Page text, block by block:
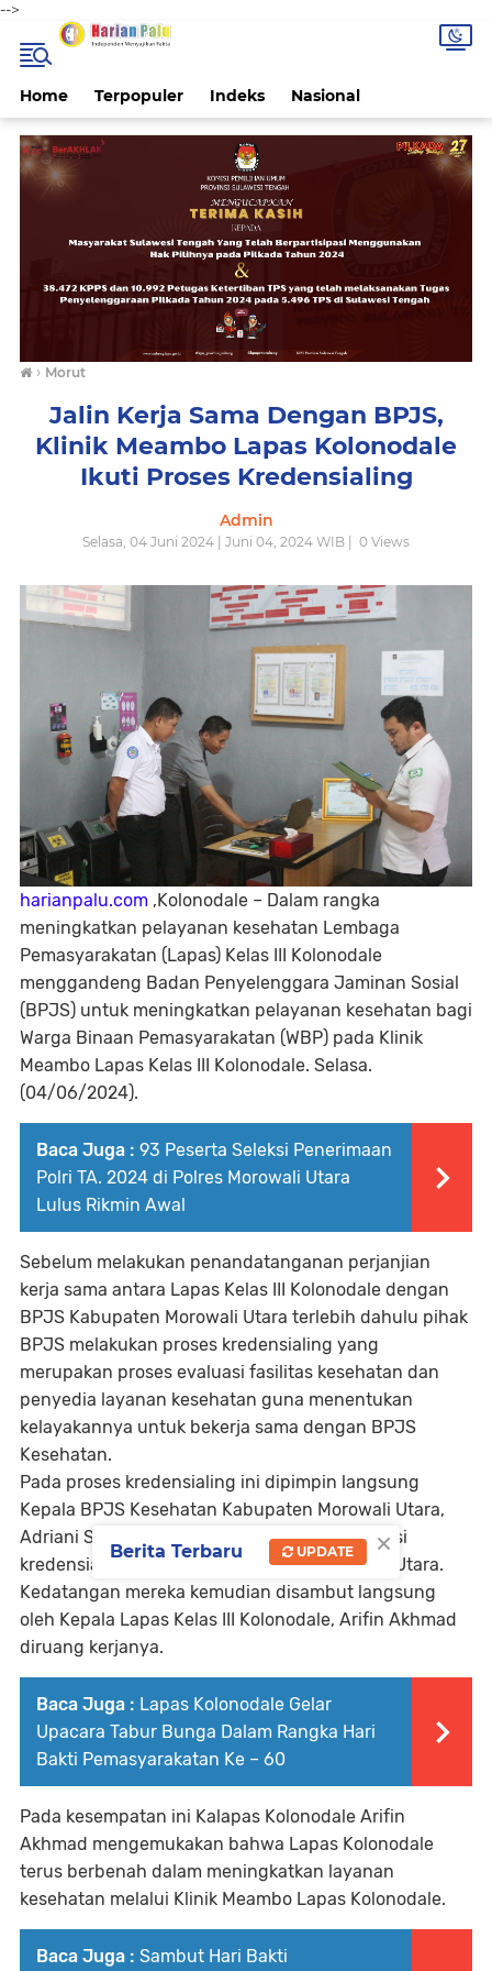
-->
Home Terpopuler Indeks Nasional
› Morut
Jalin Kerja Sama Dengan BPJS,
Klinik Meambo Lapas Kolonodale
Ikuti Proses Kredensialing
Admin
Selasa, 04 Juni 2024 | Juni 04, 2024 WIB | 0 Views
harianpalu.com ,Kolonodale – Dalam rangka
meningkatkan pelayanan kesehatan Lembaga
Pemasyarakatan (Lapas) Kelas III Kolonodale
menggandeng Badan Penyelenggara Jaminan Sosial
(BPJS) untuk meningkatkan pelayanan kesehatan bagi
Warga Binaan Pemasyarakatan (WBP) pada Klinik
Meambo Lapas Kelas III Kolonodale. Selasa.
(04/06/2024).
Baca Juga : 93 Peserta Seleksi Penerimaan
Polri TA. 2024 di Polres Morowali Utara
Lulus Rikmin Awal
Sebelum melakukan penandatanganan perjanjian
kerja sama antara Lapas Kelas III Kolonodale dengan
BPJS Kabupaten Morowali Utara terlebih dahulu pihak
BPJS melakukan proses kredensialing yang
merupakan proses evaluasi fasilitas kesehatan dan
penyedia layanan kesehatan guna menentukan
kelayakannya untuk bekerja sama dengan BPJS
Kesehatan.
Pada proses kredensialing ini dipimpin langsung
Kepala BPJS Kesehatan Kabupaten Morowali Utara,
Adriani Sirima yang membawa serta tim seleksi
kredensialing dari BPJS Kabupaten Morowali Utara.
Kedatangan mereka kemudian disambut langsung
oleh Kepala Lapas Kelas III Kolonodale, Arifin Akhmad
diruang kerjanya.
Baca Juga : Lapas Kolonodale Gelar
Upacara Tabur Bunga Dalam Rangka Hari
Bakti Pemasyarakatan Ke – 60
Pada kesempatan ini Kalapas Kolonodale Arifin
Akhmad mengemukakan bahwa Lapas Kolonodale
terus berbenah dalam meningkatkan layanan
kesehatan melalui Klinik Meambo Lapas Kolonodale.
Baca Juga : Sambut Hari Bakti
×
Berita Terbaru UPDATE